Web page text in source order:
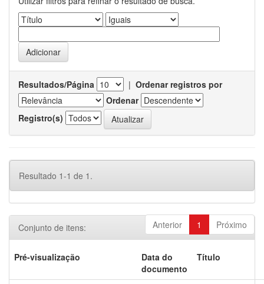
Resultados/Página | Ordenar registros por
Ordenar
Registro(s)
Resultado 1-1 de 1.
Anterior 1 Próximo
Conjunto de itens:
Pré-visualização
Data do
documento
Título